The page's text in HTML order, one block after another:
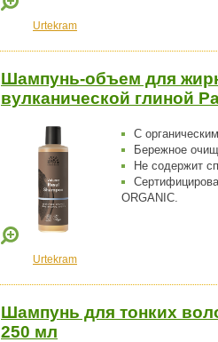
Urtekram
Шампунь-объем для
вулканической глиной
С
Бережное
Не содержит
ORGANIC.
Urtekram
Шампунь для тонких
250 мл